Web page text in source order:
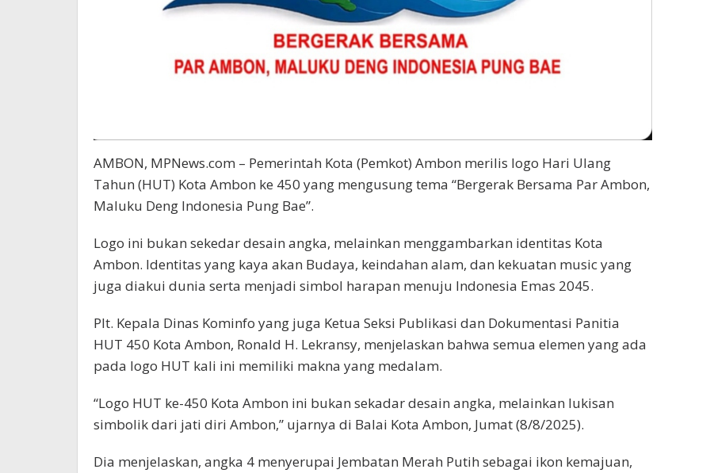
AMBON, MPNews.com – Pemerintah Kota (Pemkot) Ambon merilis logo Hari Ulang
Tahun (HUT) Kota Ambon ke 450 yang mengusung tema “Bergerak Bersama Par Ambon,
Maluku Deng Indonesia Pung Bae”.
Logo ini bukan sekedar desain angka, melainkan menggambarkan identitas Kota
Ambon. Identitas yang kaya akan Budaya, keindahan alam, dan kekuatan music yang
juga diakui dunia serta menjadi simbol harapan menuju Indonesia Emas 2045.
Plt. Kepala Dinas Kominfo yang juga Ketua Seksi Publikasi dan Dokumentasi Panitia
HUT 450 Kota Ambon, Ronald H. Lekransy, menjelaskan bahwa semua elemen yang ada
pada logo HUT kali ini memiliki makna yang medalam.
“Logo HUT ke-450 Kota Ambon ini bukan sekadar desain angka, melainkan lukisan
simbolik dari jati diri Ambon,” ujarnya di Balai Kota Ambon, Jumat (8/8/2025).
Dia menjelaskan, angka 4 menyerupai Jembatan Merah Putih sebagai ikon kemajuan,